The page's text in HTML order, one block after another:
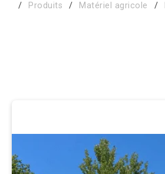
Produits Matériel agricole